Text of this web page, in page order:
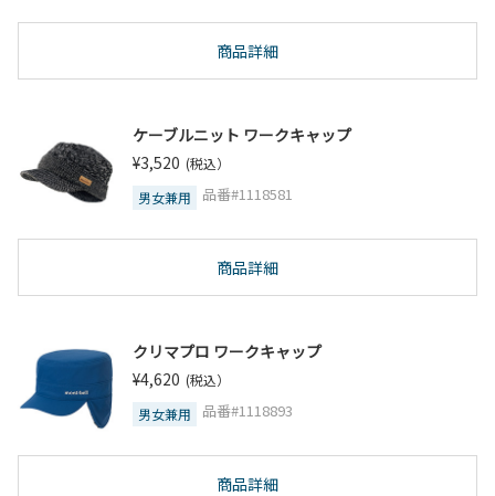
商品詳細
ケーブルニット ワークキャップ
¥3,520 (税込）
男女兼用
品番#1118581
商品詳細
クリマプロ ワークキャップ
¥4,620 (税込）
男女兼用
品番#1118893
商品詳細